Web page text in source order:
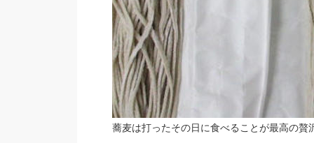
蕎麦は打ったその日に食べることが最高の